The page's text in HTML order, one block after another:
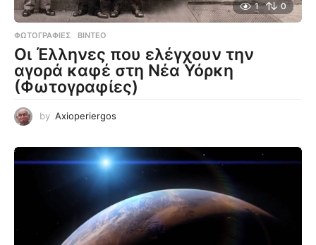
1 0
ΦΩΤΟΓΡΑΦΊΕΣ ,ΒΊΝΤΕΟ
Οι Έλληνες που ελέγχουν την
αγορά καφέ στη Νέα Υόρκη
(Φωτογραφίες)
by Axioperiergos